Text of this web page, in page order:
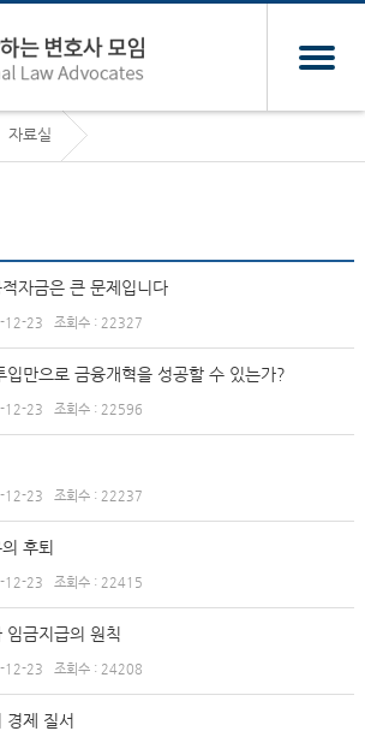
자료실
자금은 큰 문제입니다
12-23 조회수 : 22327
입만으로 금융개혁을 성공할 수 있는가?
12-23 조회수 : 22596
12-23 조회수 : 22237
후퇴
12-23 조회수 : 22415
임금지급의 원칙
12-23 조회수 : 24208
경제 질서